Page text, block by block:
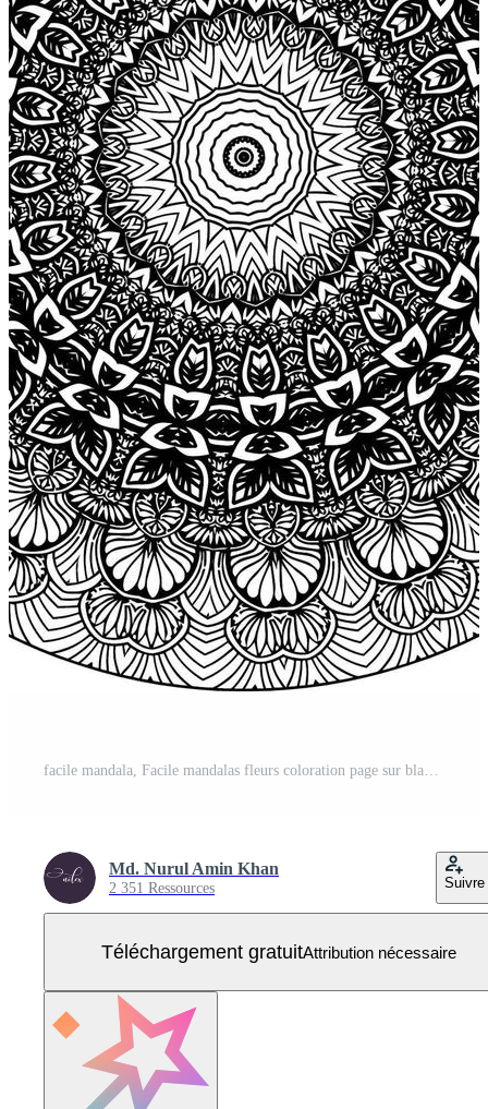
facile mandala, Facile mandalas fleurs coloration page sur blanc Contexte. Vecteur Gratuit
Md. Nurul Amin Khan
2 351 Ressources Suivre
Téléchargement gratuitAttribution nécessaire